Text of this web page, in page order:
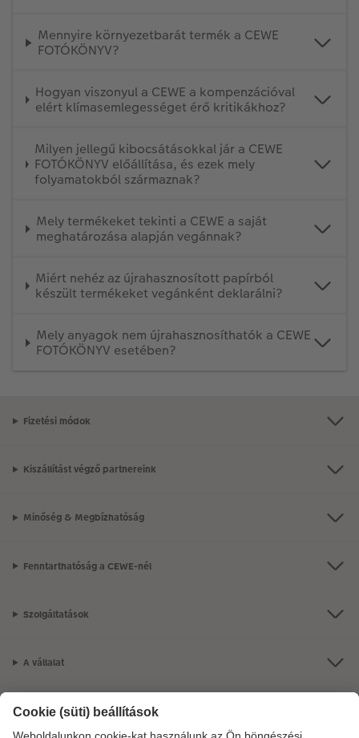
Mennyire környezetbarát termék a CEWE
FOTÓKÖNYV?
Hogyan viszonyul a CEWE a kompenzációval
elért klímasemlegességet érő kritikákhoz?
Milyen jellegű kibocsátásokkal jár a CEWE
FOTÓKÖNYV előállítása, és ezek mely
folyamatokból származnak?
Mely termékeket tekinti a CEWE a saját
meghatározása alapján vegánnak?
Miért nehéz az újrahasznosított papírból
készült termékeket vegánként deklarálni?
Mely anyagok nem újrahasznosíthatók a CEWE
FOTÓKÖNYV esetében?
Fizetési módok
Kiszállítást végző partnereink
Minőség & Megbízhatóság
Fenntarthatóság a CEWE-nél
Szolgáltatások
A vállalat
Termékkínálat